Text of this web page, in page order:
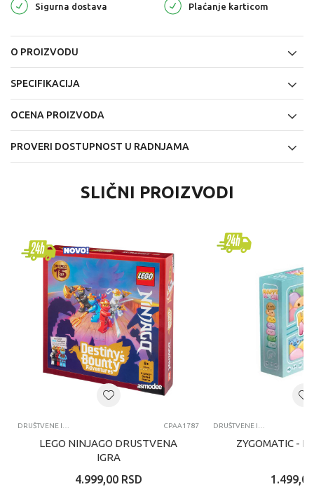
Sigurna dostava Plaćanje karticom
O PROIZVODU
SPECIFIKACIJA
OCENA PROIZVODA
PROVERI DOSTUPNOST U RADNJAMA
SLIČNI PROIZVODI
DRUŠTVENE IGRE CPAA1787
LEGO NINJAGO DRUSTVENA
IGRA
4.999,00 RSD
DRUŠTVENE IGRE
ZYGOMATIC -
1.499,00